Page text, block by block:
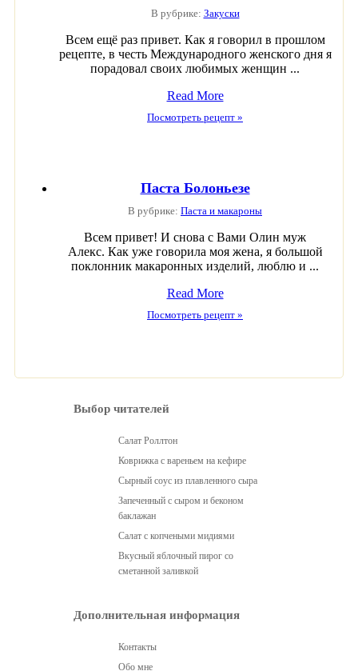
В рубрике: Закуски
Всем ещё раз привет. Как я говорил в прошлом
рецепте, в честь Международного женского дня я
порадовал своих любимых женщин ...
Read More
Посмотреть рецепт »
Паста Болоньезе
В рубрике: Паста и макароны
Всем привет! И снова с Вами Олин муж
Алекс. Как уже говорила моя жена, я большой
поклонник макаронных изделий, люблю и ...
Read More
Посмотреть рецепт »
Выбор читателей
Салат Роллтон
Коврижка с вареньем на кефире
Сырный соус из плавленного сыра
Запеченный с сыром и беконом
баклажан
Салат с копчеными мидиями
Вкусный яблочный пирог со
сметанной заливкой
Дополнительная информация
Контакты
Обо мне